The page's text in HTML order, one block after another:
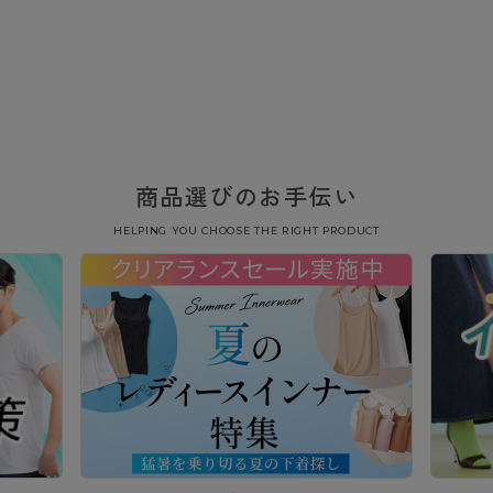
商品選びのお手伝い
HELPING YOU CHOOSE THE RIGHT PRODUCT